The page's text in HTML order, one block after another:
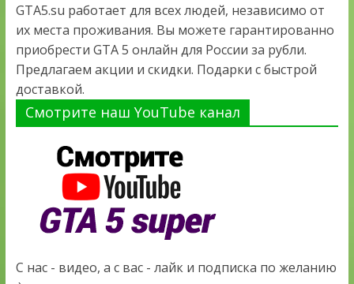
GTA5.su работает для всех людей, независимо от
их места проживания. Вы можете гарантированно
приобрести GTA 5 онлайн для России за рубли.
Предлагаем акции и скидки. Подарки с быстрой
доставкой.
Смотрите наш YouTube канал
С нас - видео, а с вас - лайк и подписка по желанию